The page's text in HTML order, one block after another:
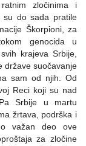
zločinima i
su do sada pratile
Škorpioni, za
genocida u
krajeva Srbije,
države suočavanje
sam od njih. Od
Reci koji su nad
Srbije u martu
žrtava, podrška i
važan deo ove
za zločine